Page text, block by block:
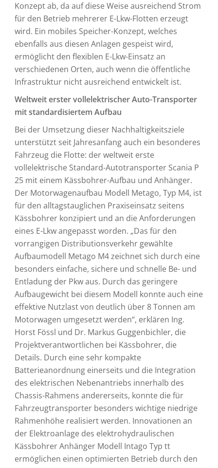
Konzept ab, da auf diese Weise ausreichend Strom
für den Betrieb mehrerer E-Lkw-Flotten erzeugt
wird. Ein mobiles Speicher-Konzept, welches
ebenfalls aus diesen Anlagen gespeist wird,
ermöglicht den flexiblen E-Lkw-Einsatz an
verschiedenen Orten, auch wenn die öffentliche
Infrastruktur nicht ausreichend entwickelt ist.
Weltweit erster vollelektrischer Auto-Transporter
mit standardisiertem Aufbau
Bei der Umsetzung dieser Nachhaltigkeitsziele
unterstützt seit Jahresanfang auch ein besonderes
Fahrzeug die Flotte: der weltweit erste
vollelektrische Standard-Autotransporter Scania P
25 mit einem Kässbohrer-Aufbau und Anhänger.
Der Motorwagenaufbau Modell Metago, Typ M4, ist
für den alltagstauglichen Praxiseinsatz seitens
Kässbohrer konzipiert und an die Anforderungen
eines E-Lkw angepasst worden. „Das für den
vorrangigen Distributionsverkehr gewählte
Aufbaumodell Metago M4 zeichnet sich durch eine
besonders einfache, sichere und schnelle Be- und
Entladung der Pkw aus. Durch das geringere
Aufbaugewicht bei diesem Modell konnte auch eine
effektive Nutzlast von deutlich über 8 Tonnen am
Motorwagen umgesetzt werden“, erklären Ing.
Horst Fössl und Dr. Markus Guggenbichler, die
Projektverantwortlichen bei Kässbohrer, die
Details. Durch eine sehr kompakte
Batterieanordnung einerseits und die Integration
des elektrischen Nebenantriebs innerhalb des
Chassis-Rahmens andererseits, konnte die für
Fahrzeugtransporter besonders wichtige niedrige
Rahmenhöhe realisiert werden. Innovationen an
der Elektroanlage des elektrohydraulischen
Kässbohrer Anhänger Modell Intago Typ tt
ermöglichen einen optimierten Betrieb durch den